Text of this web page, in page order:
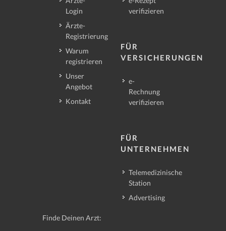
Login
Ärzte-
Registrierung
Warum
registrieren
Unser
Angebot
Kontakt
verifizieren
FÜR
VERSICHERUNGEN
e-
Rechnung
verifizieren
FÜR
UNTERNEHMEN
Telemedizinische
Station
Advertising
Finde Deinen Arzt: